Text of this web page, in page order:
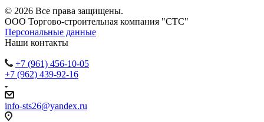
© 2026 Все права защищены.
ООО Торгово-строительная компания "СТС"
Персональные данные
Наши контакты
+7 (961) 456-10-05
+7 (962) 439-92-16
info-sts26@yandex.ru